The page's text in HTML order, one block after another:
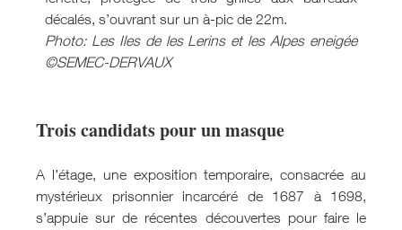
décalés, s’ouvrant sur un à-pic de 22m.
Photo: Les Iles de les Lerins et les Alpes eneigée
©SEMEC-DERVAUX
Trois candidats pour un masque
A l’étage, une exposition temporaire, consacrée au
mystérieux prisonnier incarcéré de 1687 à 1698,
s’appuie sur de récentes découvertes pour faire le